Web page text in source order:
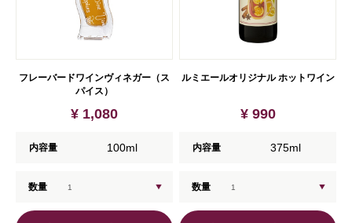
フレーバードワインヴィネガー（ス
パイス）
¥ 1,080
内容量 100ml
数量
ルミエールオリジナル ホットワイン
¥ 990
内容量 375ml
数量